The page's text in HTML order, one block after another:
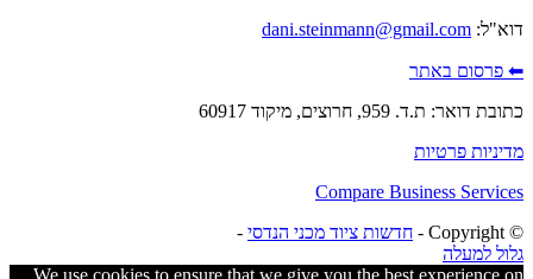
דוא"ל: dani.steinmann@gmail.com
⬅ פרסום באתר
כתובת דואר: ת.ד. 959, חרוצים, מיקוד 60917
מדיניות פרטיות
Compare Business Services
© ‫Copyright -
חדשות ציוד מכני הנדסי -
גלול למעלה
We use cookies to ensure that we give you the best experience on